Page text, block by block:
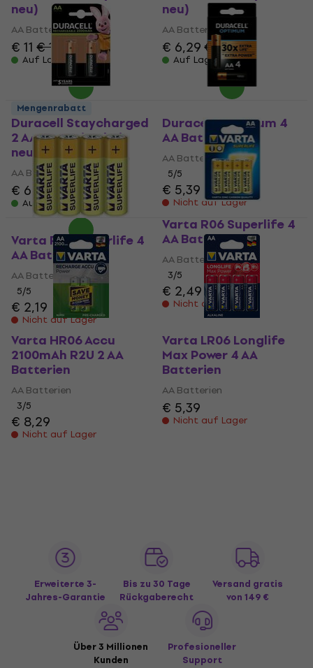
neu)
AA Batterien
€ 11 € 11,90
Auf Lager
neu)
AA Batterien
€ 6,29€ 6,89
Auf Lager
Duracell Staycharged
2 AA Batterien (Wie
neu)
AA Batterien
€ 6,29 € 6,89
Auf Lager
Duracell Optimum 4
AA Batterien
AA Batterien
5/5
€ 5,39
Nicht auf Lager
Mengenrabatt
Varta R06 Superlife 4
AA Batterien
AA Batterien
5/5
€ 2,19
Nicht auf Lager
Varta R06 Superlife 4
AA Batterien
AA Batterien
3/5
€ 2,49
Nicht auf Lager
Varta HR06 Accu
2100mAh R2U 2 AA
Batterien
AA Batterien
3/5
€ 8,29
Nicht auf Lager
Varta LR06 Longlife
Max Power 4 AA
Batterien
AA Batterien
€ 5,39
Nicht auf Lager
Erweiterte 3-
Jahres-Garantie
Bis zu 30 Tage
Rückgaberecht
Versand gratis
von 149 €
Über 3 Millionen
Kunden
Profesioneller
Support